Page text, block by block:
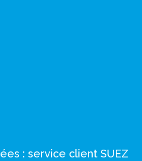
: service client SUEZ